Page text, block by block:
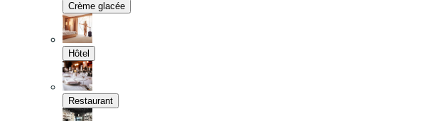
Crème glacée
Hôtel
Restaurant